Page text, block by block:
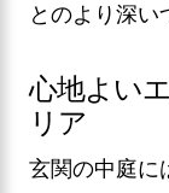
とのより深い
心地よい
リア
玄関の中庭に